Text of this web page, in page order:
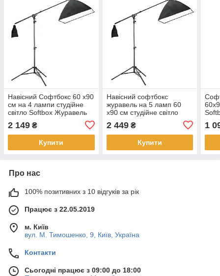
Навісний Софтбокс 60 х90
см на 4 лампи студійне
світло Softbox Журавель
2 149 ₴
Купити
Навісний софтбокс
журавель на 5 ламп 60
х90 см студійне світло
2 449₴
Купити
1
Про нас
100% позитивних з 10 відгуків за рік
Працює з 22.05.2019
м. Київ
вул. М. Тимошенко, 9, Київ, Україна
Контакти
Сьогодні працює з 09:00 до 18:00